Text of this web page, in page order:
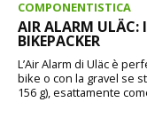
COMPONENTISTICA
AIR ALARM ULÄC:
BIKEPACKER
L’Air Alarm di Uläc è
bike o con la gravel se
156 g), esattamente